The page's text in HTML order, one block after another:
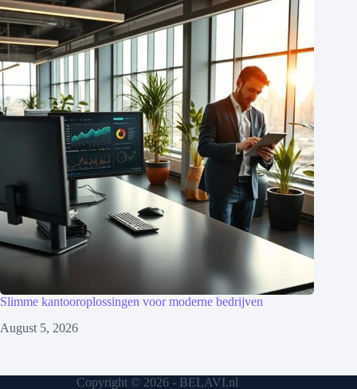
Slimme kantooroplossingen voor moderne bedrijven
August 5, 2026
Copyright © 2026 - BELAVI.nl